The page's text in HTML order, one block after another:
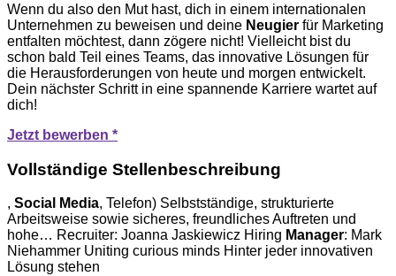
Wenn du also den Mut hast, dich in einem internationalen
Unternehmen zu beweisen und deine Neugier für Marketing
entfalten möchtest, dann zögere nicht! Vielleicht bist du
schon bald Teil eines Teams, das innovative Lösungen für
die Herausforderungen von heute und morgen entwickelt.
Dein nächster Schritt in eine spannende Karriere wartet auf
dich!
Jetzt bewerben *
Vollständige Stellenbeschreibung
, Social Media, Telefon) Selbstständige, strukturierte
Arbeitsweise sowie sicheres, freundliches Auftreten und
hohe… Recruiter: Joanna Jaskiewicz Hiring Manager: Mark
Niehammer Uniting curious minds Hinter jeder innovativen
Lösung stehen